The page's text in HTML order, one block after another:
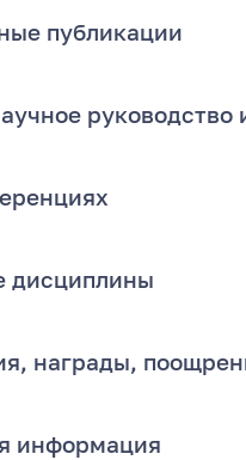
публикации
руководство
дисциплины
награды,
информация